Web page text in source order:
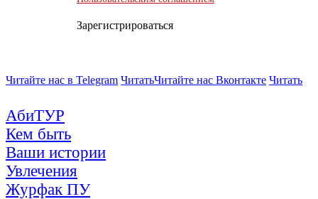
Зарегистрироваться
Читайте нас в Telegram ЧитатьЧитайте нас Вконтакте Читать
АбиТУР
Кем быть
Ваши истории
Увлечения
Журфак ПУ